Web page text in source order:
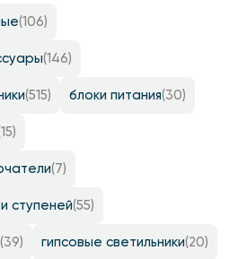
(106)
(146)
(515) блоки питания(30)
(7)
ступеней(55)
(39) гипсовые светильники(20)